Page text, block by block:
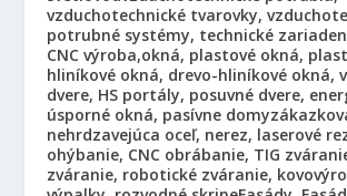
vzduchotechnické tvarovky,
potrubné systémy, technické
CNC výroba,okná, plastové okná,
hliníkové okná, drevo-hliníkové okná,
dvere, HS portály, posuvné dvere,
úsporné okná, pasívne domy
nehrdzavejúca oceľ, nerez, laserové
ohýbanie, CNC obrábanie, TIG
zváranie, robotické zváranie,